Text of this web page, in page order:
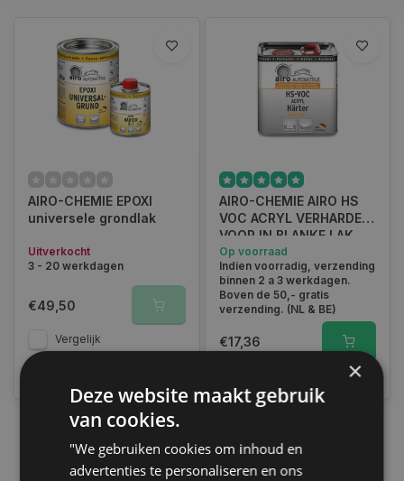
AIRO-CHEMIE EPOXI
universele grondlak
Uitverkocht
3 - 20 werkdagen
€49,50
Vergelijk
AIRO-CHEMIE AIRO HS
VOC ACRYL VERHARDER
VOOR IN BLANKE LAK
Op voorraad
Indien voorradig, verzending
binnen 2 a 3 werkdagen.
Boven de 50,- gratis
verzending. (NL & BE)
€17,36
1
×
Deze website maakt gebruik
van cookies.
"We gebruiken cookies om inhoud en
advertenties te personaliseren en ons